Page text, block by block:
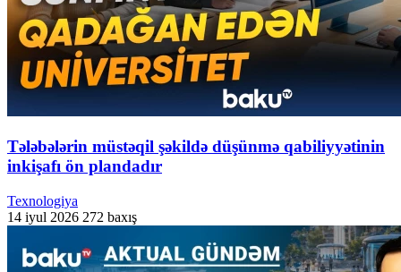
Tələbələrin müstəqil şəkildə düşünmə qabiliyyətinin
inkişafı ön plandadır
Texnologiya
14 iyul 2026 272 baxış